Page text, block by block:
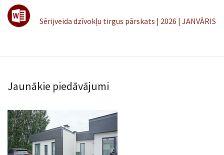
Sērijveida dzīvokļu tirgus pārskats | 2026 | JANVĀRIS
Jaunākie piedāvājumi